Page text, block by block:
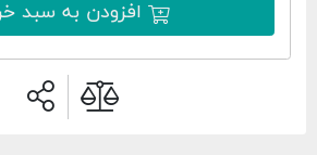
افزودن به سبد خرید